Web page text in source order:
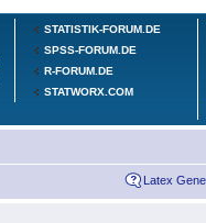
STATISTIK-FORUM.DE
SPSS-FORUM.DE
R-FORUM.DE
STATWORX.COM
Latex